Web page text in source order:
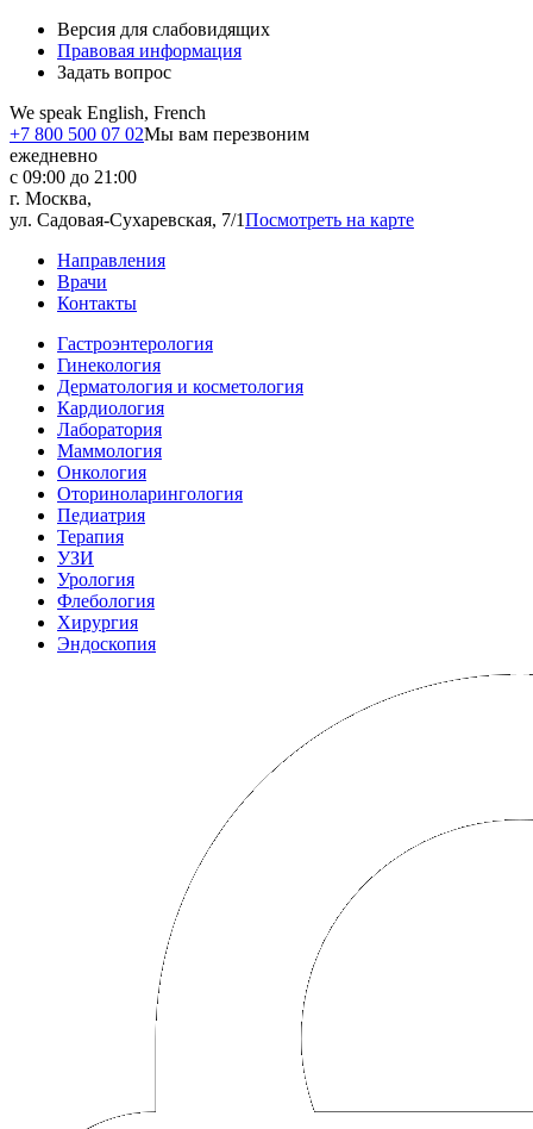
Версия для слабовидящих
Правовая информация
Задать вопрос
We speak English, French
+7 800 500 07 02Мы вам перезвоним
ежедневно
с 09:00 до 21:00
г. Москва,
ул. Садовая-Сухаревская, 7/1Посмотреть на карте
Направления
Врачи
Контакты
Гастроэнтерология
Гинекология
Дерматология и косметология
Кардиология
Лаборатория
Маммология
Онкология
Оториноларингология
Педиатрия
Терапия
УЗИ
Урология
Флебология
Хирургия
Эндоскопия